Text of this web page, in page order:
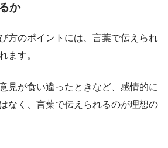
か
方のポイントには、言葉で伝えられ
ます。
見が食い違ったときなど、感情的に
なく、言葉で伝えられるのが理想の